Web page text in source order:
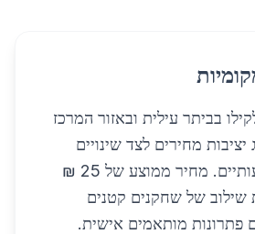
בביתר עילית ובאזור המרכז
מציג יציבות מחירים לצד שינויים
רגולטוריים משמעותיים. מחיר ממוצע של 25 ₪
שילוב של שחקנים קטנים
פתרונות מותאמים אישית.